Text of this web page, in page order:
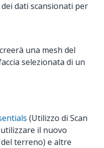
dati scansionati per
una mesh del
selezionata di un
(Utilizzo di Scan
il nuovo
terreno) e altre